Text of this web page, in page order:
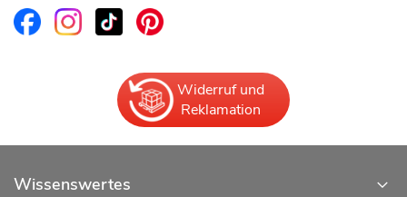
Widerruf und
Reklamation
Wissenswertes